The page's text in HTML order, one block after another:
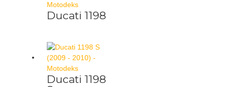
Ducati 1198
Ducati 1198